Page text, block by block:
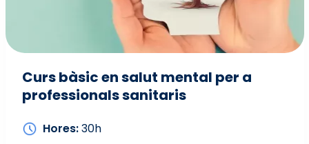
Curs bàsic en salut mental per a
professionals sanitaris
Hores 30h